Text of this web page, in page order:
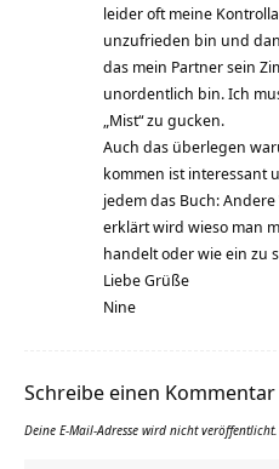
leider oft meine
unzufrieden bin und
das mein Partner sein
unordentlich bin. Ich
„Mist“ zu gucken.
Auch das überlegen
kommen ist interessant
jedem das Buch:
erklärt wird wieso man
handelt oder wie ein zu
Liebe Grüße
Nine
Schreibe einen Kommentar
Deine E-Mail-Adresse wird nicht veröffentlicht.